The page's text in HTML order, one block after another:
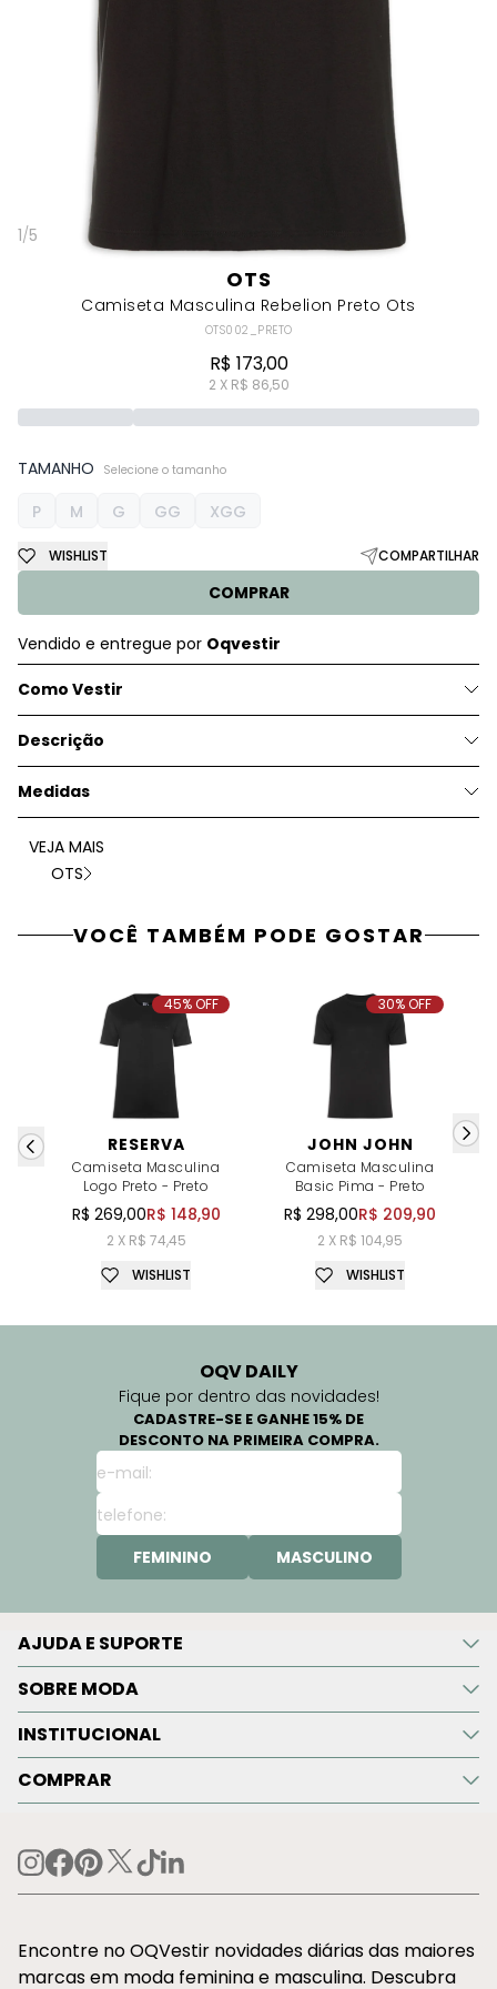
1/5
OTS
Camiseta Masculina Rebelion Preto Ots
OTS002_PRETO
R$ 173,00
2 X R$ 86,50
TAMANHO Selecione o tamanho
P M G GG XGG
COMPRAR
WISHLIST COMPARTILHAR
Vendido e entregue por Oqvestir
Como Vestir
Descrição
Medidas
VEJA MAIS
OTS
VOCÊ TAMBÉM PODE GOSTAR
RESERVA
Camiseta Masculina
Logo Preto - Preto
R$ 269,00R$ 148,90
2 X R$ 74,45
45% OFF
WISHLIST
JOHN JOHN
Camiseta Masculina
Basic Pima - Preto
R$ 298,00R$ 209,90
2 X R$ 104,95
30% OFF
WISHLIST
OQV DAILY
Fique por dentro das novidades!
CADASTRE-SE E GANHE 15% DE
DESCONTO NA PRIMEIRA COMPRA.
FEMININO MASCULINO
AJUDA E SUPORTE
SOBRE MODA
INSTITUCIONAL
COMPRAR
Encontre no OQVestir novidades diárias das maiores
marcas em moda feminina e masculina. Descubra